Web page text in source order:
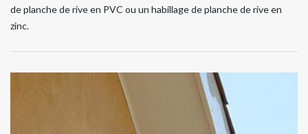
de planche de rive en PVC ou un habillage de planche de rive en
zinc.